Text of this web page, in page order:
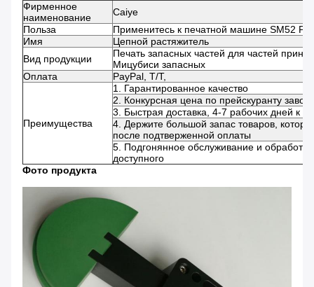
Фирменное
наименование
Caiye
Польза
Применитесь к печатной машине SM52
Имя
Цепной растяжитель
Вид продукции
Печать запасных частей для частей
Мицубиси запасных
Оплата
PayPal, T/T,
Преимущества
1. Гарантированное качество
2. Конкурсная цена по прейскуранту
3. Быстрая доставка, 4-7 рабочих дней к
4. Держите большой запас товаров,
после подтверженной оплаты
5. Подгонянное обслуживание и
доступного
Фото продукта